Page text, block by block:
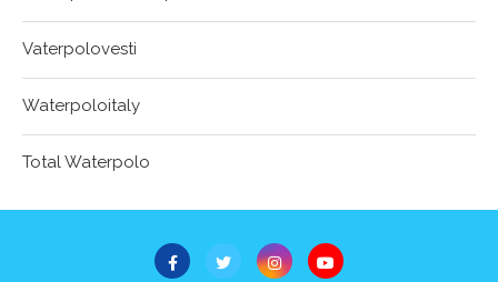
Vaterpolovesti
Waterpoloitaly
Total Waterpolo